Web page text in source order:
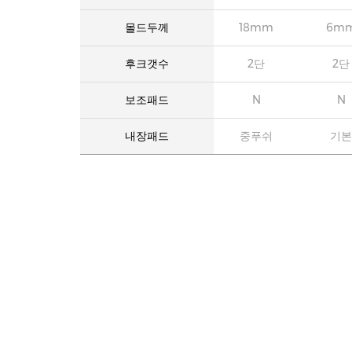
몰드두께 18mm
후크갯수 2단 2단
보조패드 N N
내장패드 중푸쉬 기본